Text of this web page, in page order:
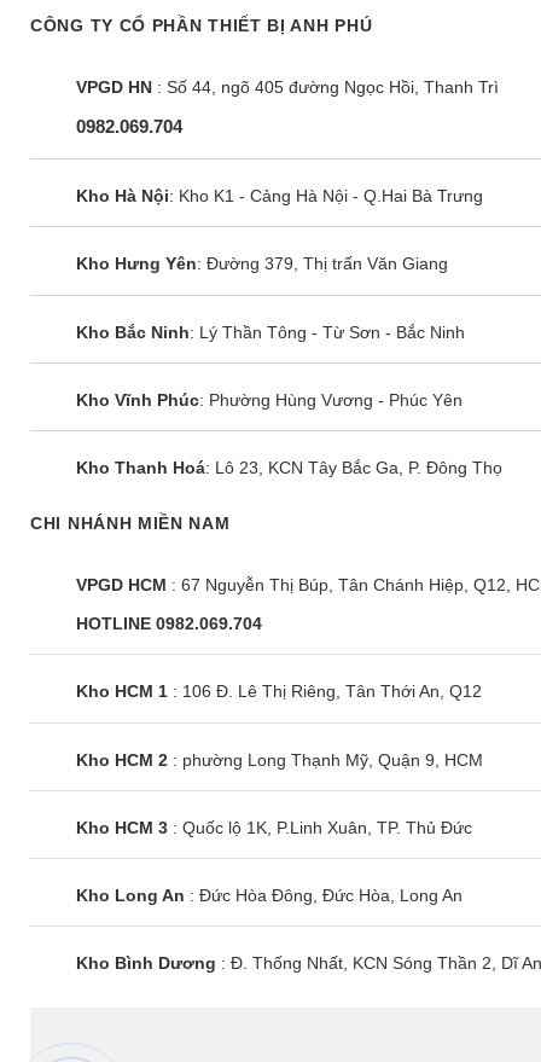
CÔNG TY CỔ PHẦN THIẾT BỊ ANH PHÚ
VPGD HN : Số 44, ngõ 405 đường Ngọc Hồi, Thanh Trì
0982.069.704
Kho Hà Nội: Kho K1 - Cảng Hà Nội - Q.Hai Bà Trưng
Kho Hưng Yên: Đường 379, Thị trấn Văn Giang
Kho Bắc Ninh: Lý Thần Tông - Từ Sơn - Bắc Ninh
Kho Vĩnh Phúc: Phường Hùng Vương - Phúc Yên
Kho Thanh Hoá: Lô 23, KCN Tây Bắc Ga, P. Đông Thọ
CHI NHÁNH MIỀN NAM
VPGD HCM : 67 Nguyễn Thị Búp, Tân Chánh Hiệp, Q12,
HOTLINE 0982.069.704
Kho HCM 1 : 106 Đ. Lê Thị Riêng, Tân Thới An, Q12
Kho HCM 2 : phường Long Thạnh Mỹ, Quận 9, HCM
Kho HCM 3 : Quốc lộ 1K, P.Linh Xuân, TP. Thủ Đức
Kho Long An : Đức Hòa Đông, Đức Hòa, Long An
Kho Bình Dương : Đ. Thống Nhất, KCN Sóng Thần 2, Dĩ An